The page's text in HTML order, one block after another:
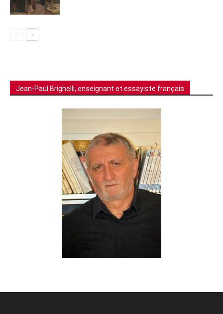
Jean-Paul Brighelli, enseignant et essayiste français